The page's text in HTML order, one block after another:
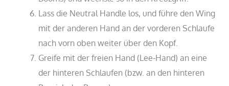
Lass die Neutral Handle los, und führe den Wing
mit der anderen Hand an der vorderen Schlaufe
nach vorn oben weiter über den Kopf.
Greife mit der freien Hand (Lee-Hand) an eine
der hinteren Schlaufen (bzw. an den hinteren